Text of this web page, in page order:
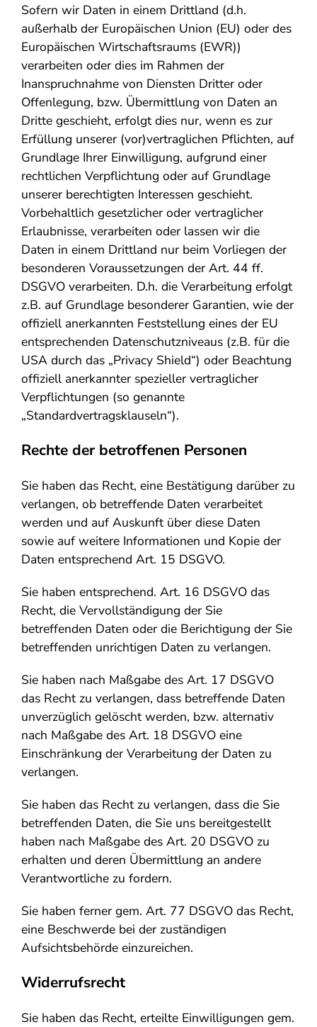
Sofern wir Daten in einem Drittland (d.h.
außerhalb der Europäischen Union (EU) oder des
Europäischen Wirtschaftsraums (EWR))
verarbeiten oder dies im Rahmen der
Inanspruchnahme von Diensten Dritter oder
Offenlegung, bzw. Übermittlung von Daten an
Dritte geschieht, erfolgt dies nur, wenn es zur
Erfüllung unserer (vor)vertraglichen Pflichten, auf
Grundlage Ihrer Einwilligung, aufgrund einer
rechtlichen Verpflichtung oder auf Grundlage
unserer berechtigten Interessen geschieht.
Vorbehaltlich gesetzlicher oder vertraglicher
Erlaubnisse, verarbeiten oder lassen wir die
Daten in einem Drittland nur beim Vorliegen der
besonderen Voraussetzungen der Art. 44 ff.
DSGVO verarbeiten. D.h. die Verarbeitung erfolgt
z.B. auf Grundlage besonderer Garantien, wie der
offiziell anerkannten Feststellung eines der EU
entsprechenden Datenschutzniveaus (z.B. für die
USA durch das „Privacy Shield“) oder Beachtung
offiziell anerkannter spezieller vertraglicher
Verpflichtungen (so genannte
„Standardvertragsklauseln“).
Rechte der betroffenen Personen
Sie haben das Recht, eine Bestätigung darüber zu
verlangen, ob betreffende Daten verarbeitet
werden und auf Auskunft über diese Daten
sowie auf weitere Informationen und Kopie der
Daten entsprechend Art. 15 DSGVO.
Sie haben entsprechend. Art. 16 DSGVO das
Recht, die Vervollständigung der Sie
betreffenden Daten oder die Berichtigung der Sie
betreffenden unrichtigen Daten zu verlangen.
Sie haben nach Maßgabe des Art. 17 DSGVO
das Recht zu verlangen, dass betreffende Daten
unverzüglich gelöscht werden, bzw. alternativ
nach Maßgabe des Art. 18 DSGVO eine
Einschränkung der Verarbeitung der Daten zu
verlangen.
Sie haben das Recht zu verlangen, dass die Sie
betreffenden Daten, die Sie uns bereitgestellt
haben nach Maßgabe des Art. 20 DSGVO zu
erhalten und deren Übermittlung an andere
Verantwortliche zu fordern.
Sie haben ferner gem. Art. 77 DSGVO das Recht,
eine Beschwerde bei der zuständigen
Aufsichtsbehörde einzureichen.
Widerrufsrecht
Sie haben das Recht, erteilte Einwilligungen gem.